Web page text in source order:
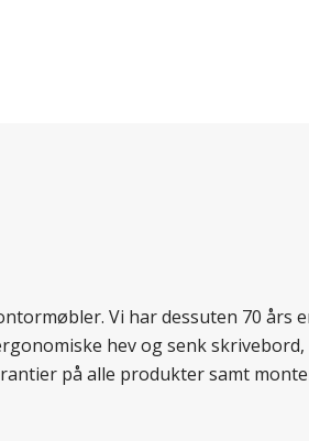
Vi har dessuten 70 års
hev og senk
på alle produkter samt